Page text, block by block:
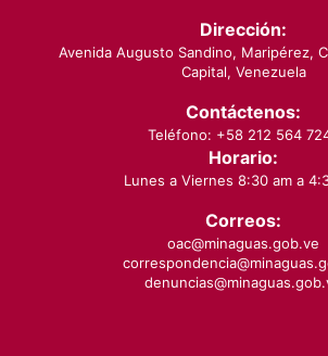
Dirección:
Avenida Augusto Sandino, Maripérez,
Capital, Venezuela
Contáctenos:
Teléfono: +58 212 564
Horario:
Lunes a Viernes 8:30 am a
Correos:
oac@minaguas.gob.ve